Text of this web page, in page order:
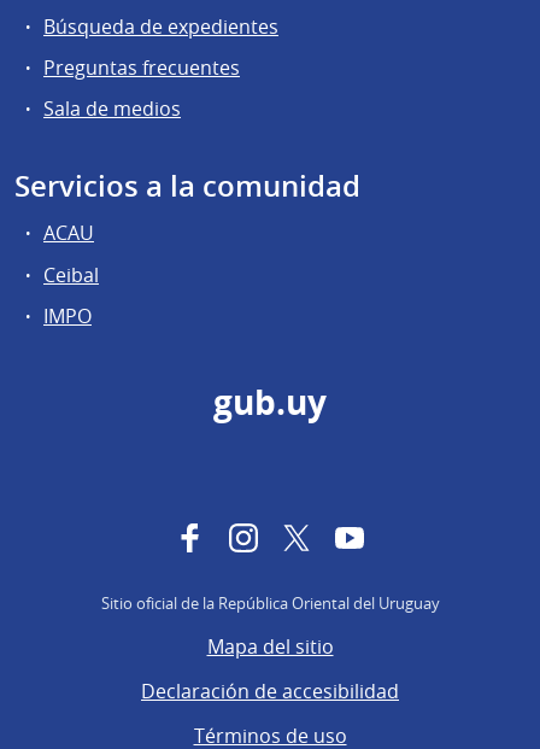
Búsqueda de expedientes
Preguntas frecuentes
Sala de medios
Servicios a la comunidad
ACAU
Ceibal
IMPO
gub.uy
FacebookInstagram
TwitterYouTube
Sitio oficial de la República Oriental del Uruguay
Mapa del sitio
Declaración de accesibilidad
Términos de uso